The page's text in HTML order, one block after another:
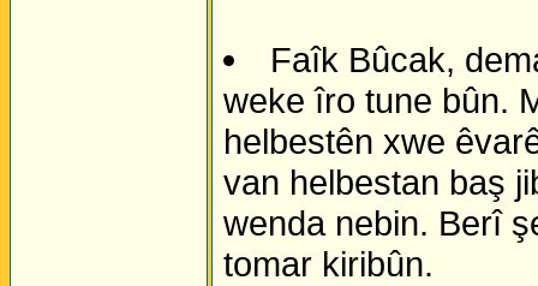
Faîk Bûcak,
weke îro tune bûn.
helbestên xwe
van helbestan baş
wenda nebin. Berî
tomar kiribûn.